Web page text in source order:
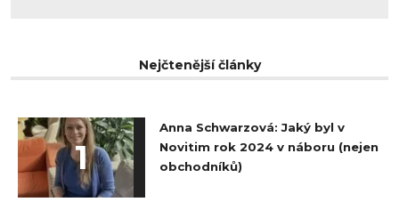
Nejčtenější články
1
Anna Schwarzová: Jaký byl v
Novitim rok 2024 v náboru (nejen
obchodníků)